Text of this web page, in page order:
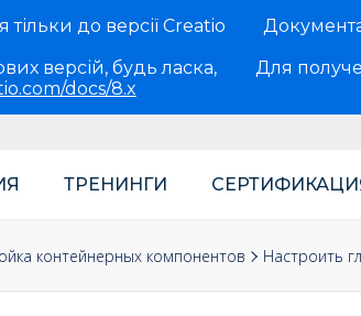
до версії Creatio
версій, будь ласка,
docs/8.x
Для
ТРЕНИНГИ
on-site
контейнерных компонентов Настроить